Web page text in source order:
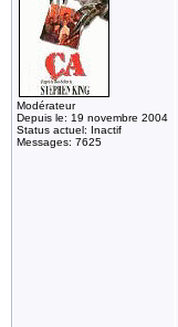
Modérateur
Depuis le: 19 novembre 2004
Status actuel: Inactif
Messages: 7625